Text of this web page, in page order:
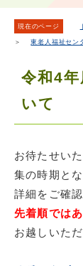
現在のページ
＞東老人福祉セン
令和4
いて
お待たせい
集の時期とな
詳細をご確
先着順では
お越しいた
こ